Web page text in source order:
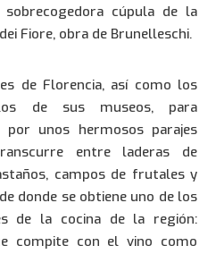
cúpula de la
Fiore, obra de Brunelleschi.
de Florencia, así como los
de sus museos, para
por unos hermosos parajes
entre laderas de
campos de frutales y
donde se obtiene uno de los
de la cocina de la región:
compite con el vino como
434 458